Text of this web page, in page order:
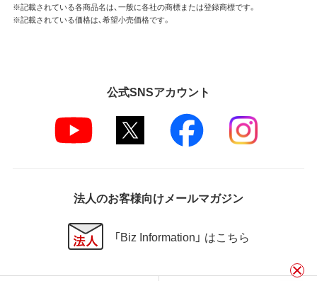
※記載されている各商品名は、一般に各社の商標または登録商標です。
※記載されている価格は、希望小売価格です。
公式SNSアカウント
法人のお客様向けメールマガジン
「Biz Information」 はこちら